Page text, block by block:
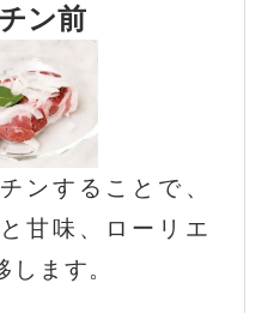
ン前
ンすることで、
甘味、ローリエ
ます。